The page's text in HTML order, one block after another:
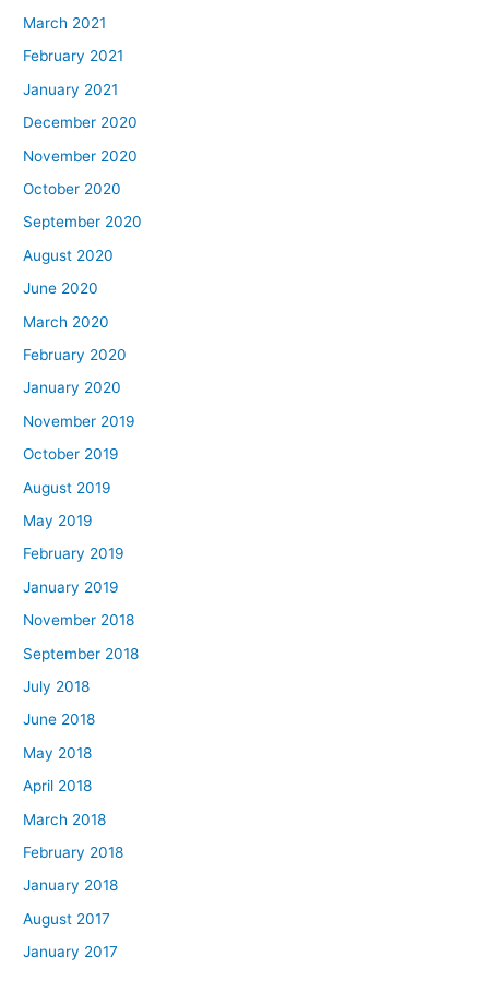
March 2021
February 2021
January 2021
December 2020
November 2020
October 2020
September 2020
August 2020
June 2020
March 2020
February 2020
January 2020
November 2019
October 2019
August 2019
May 2019
February 2019
January 2019
November 2018
September 2018
July 2018
June 2018
May 2018
April 2018
March 2018
February 2018
January 2018
August 2017
January 2017